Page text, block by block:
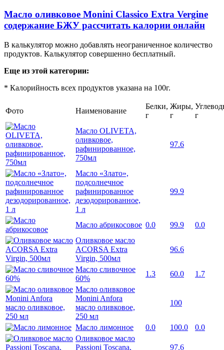
Масло оливковое Monini Classico Extra Vergine
содержание БЖУ рассчитать калории онлайн
В калькулятор можно добавлять неограниченное количество
продуктов. Калькулятор совершенно бесплатный.
Еще из этой категории:
* Калорийность всех продуктов указана на 100г.
Фото Наименование
Белки,
г
Жиры,
г
г
Масло OLIVETA,
оливковое,
рафинированное,
750мл
97.6
Масло «Злато»,
подсолнечное
рафинированное
дезодорированное,
1 л
99.9
Масло абрикосовое 0.0 99.9
0.0
Оливковое масло
ACORSA Extra
Virgin, 500мл
96.6
Масло сливочное
60%
1.3 60.0
1.7
Масло оливковое
Monini Anfora
масло оливковое,
250 мл
100
Масло лимонное 0.0 100.0
0.0
Оливковое масло
Passioni Toscana,
97.6